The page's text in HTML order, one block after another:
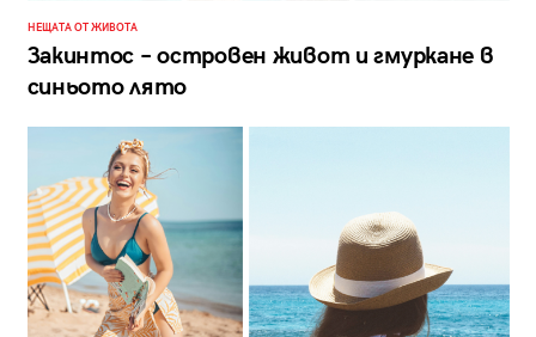
НЕЩАТА ОТ ЖИВОТА
Закинтос – островен живот и гмуркане в
синьото лято